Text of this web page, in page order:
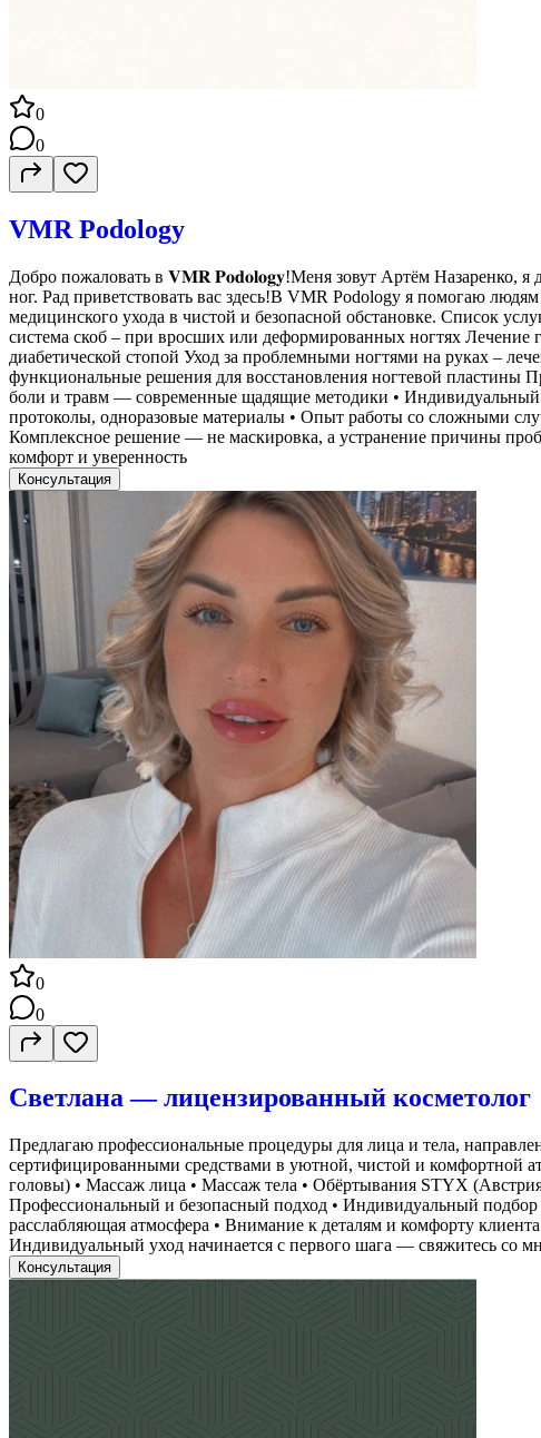
0
0
VMR Podology
Добро пожаловать в 𝐕𝐌𝐑 𝐏𝐨𝐝𝐨𝐥𝐨𝐠𝐲!Меня зовут Артём Назаренко,
ног. Рад приветствовать вас здесь!В VMR Podology я помогаю
медицинского ухода в чистой и безопасной обстановке. Список
система скоб – при вросших или деформированных ногтях Лечение
диабетической стопой Уход за проблемными ногтями на руках –
функциональные решения для восстановления ногтевой
боли и травм — современные щадящие методики •
протоколы, одноразовые материалы • Опыт работы со сложными
Комплексное решение — не маскировка, а устранение причины
комфорт и уверенность
Консультация
0
0
Светлана — лицензированный косметолог
Предлагаю профессиональные процедуры для лица и тела,
сертифицированными средствами в уютной, чистой и комфортной
головы) • Массаж лица • Массаж тела • Обёртывания STYX
Профессиональный и безопасный подход • Индивидуальный
расслабляющая атмосфера • Внимание к деталям и комфорту
Индивидуальный уход начинается с первого шага — свяжитесь со
Консультация